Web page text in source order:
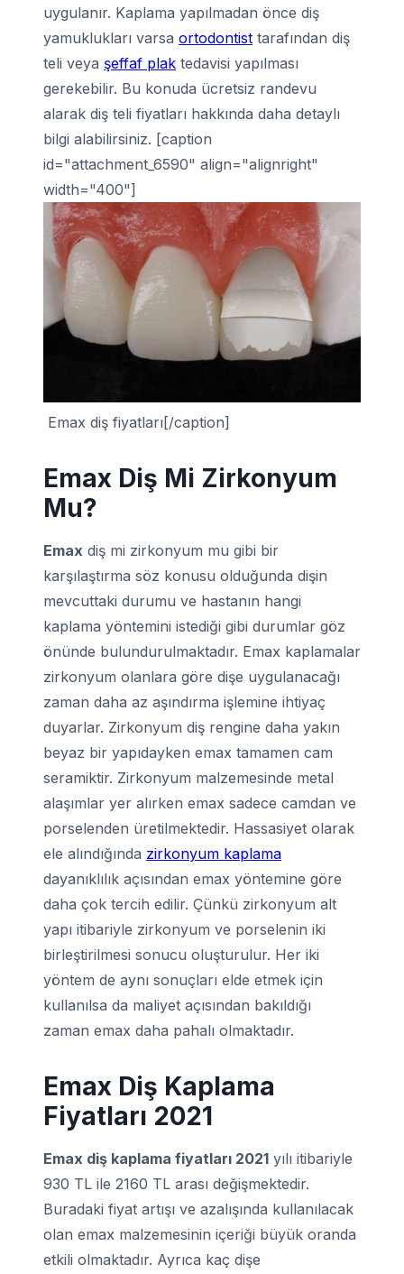
uygulanır. Kaplama yapılmadan önce diş
yamuklukları varsa ortodontist tarafından diş
teli veya şeffaf plak tedavisi yapılması
gerekebilir. Bu konuda ücretsiz randevu
alarak diş teli fiyatları hakkında daha detaylı
bilgi alabilirsiniz. [caption
id="attachment_6590" align="alignright"
width="400"]
Emax diş fiyatları[/caption]
Emax Diş Mi Zirkonyum
Mu?
Emax diş mi zirkonyum mu gibi bir
karşılaştırma söz konusu olduğunda dişin
mevcuttaki durumu ve hastanın hangi
kaplama yöntemini istediği gibi durumlar göz
önünde bulundurulmaktadır. Emax kaplamalar
zirkonyum olanlara göre dişe uygulanacağı
zaman daha az aşındırma işlemine ihtiyaç
duyarlar. Zirkonyum diş rengine daha yakın
beyaz bir yapıdayken emax tamamen cam
seramiktir. Zirkonyum malzemesinde metal
alaşımlar yer alırken emax sadece camdan ve
porselenden üretilmektedir. Hassasiyet olarak
ele alındığında zirkonyum kaplama
dayanıklılık açısından emax yöntemine göre
daha çok tercih edilir. Çünkü zirkonyum alt
yapı itibariyle zirkonyum ve porselenin iki
birleştirilmesi sonucu oluşturulur. Her iki
yöntem de aynı sonuçları elde etmek için
kullanılsa da maliyet açısından bakıldığı
zaman emax daha pahalı olmaktadır.
Emax Diş Kaplama
Fiyatları 2021
Emax diş kaplama fiyatları 2021 yılı itibariyle
930 TL ile 2160 TL arası değişmektedir.
Buradaki fiyat artışı ve azalışında kullanılacak
olan emax malzemesinin içeriği büyük oranda
etkili olmaktadır. Ayrıca kaç dişe